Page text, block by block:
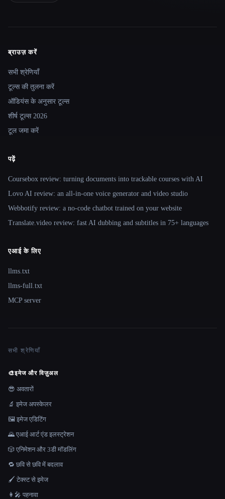
Site navigation
ब्राउज़ करें
सभी श्रेणियाँ
टूल्स की तुलना करें
ऑडियंस के अनुसार टूल्स
शीर्ष टूल्स 2026
टूल जमा करें
पढ़ें
Coursebox review: turning documents into trackable courses with AI
Lovo AI review: an all-in-one voice generator and video studio
Webbotify review: a no-code chatbot trained on your website
Translate.video review: fast AI dubbing and subtitles in 75+ languages
एआई के लिए
llms.txt
llms-full.txt
MCP server
सभी श्रेणियाँ
🎨इमेज और विज़ुअल
😎 अवतारों
🔬 इमेज अपस्केलर
🖼️ इमेज एडिटिंग
🌄 एआई आर्ट एंड इलस्ट्रेशन
🎲 एनिमेशन और 3डी मॉडलिंग
🔁 छवि से छवि में बदलाव
🖌️ टेक्स्ट से इमेज
👩‍🎤 पहनावा